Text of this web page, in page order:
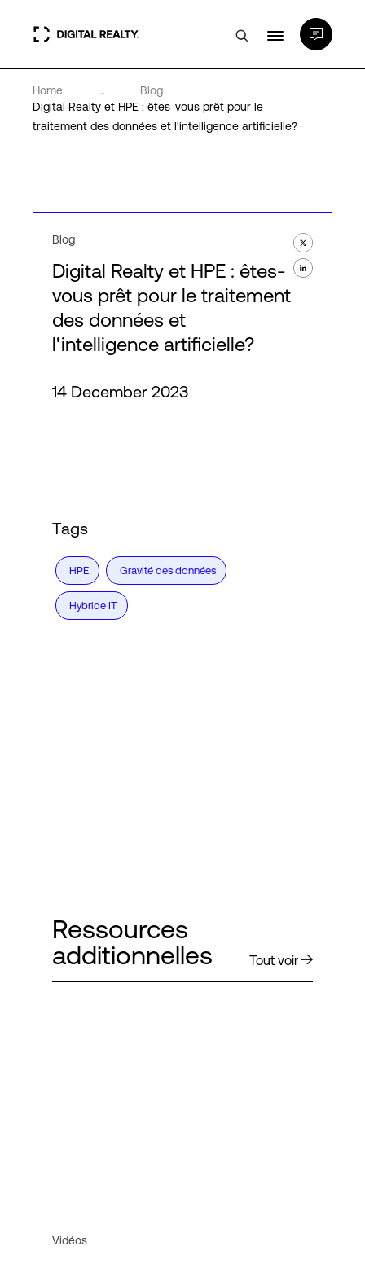
Data Centers
PlatformDIGITAL®
A propos de nous
Home ...
Blog
Digital Realty et HPE : êtes-vous prêt pour le
traitement des données et l'intelligence artificielle?
Blog
Digital Realty et HPE : êtes-
vous prêt pour le traitement
des données et
l'intelligence artificielle?
14 December 2023
Tags
HPE Gravité des données
Hybride IT
Ressources
additionnelles
Tout voir
Vidéos